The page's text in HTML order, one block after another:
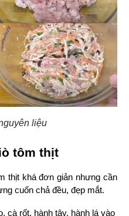
liệu
tôm thịt
thịt khá đơn giản nhưng cần
cuốn chả đều, đẹp mắt.
cà rốt, hành tây, hành lá vào